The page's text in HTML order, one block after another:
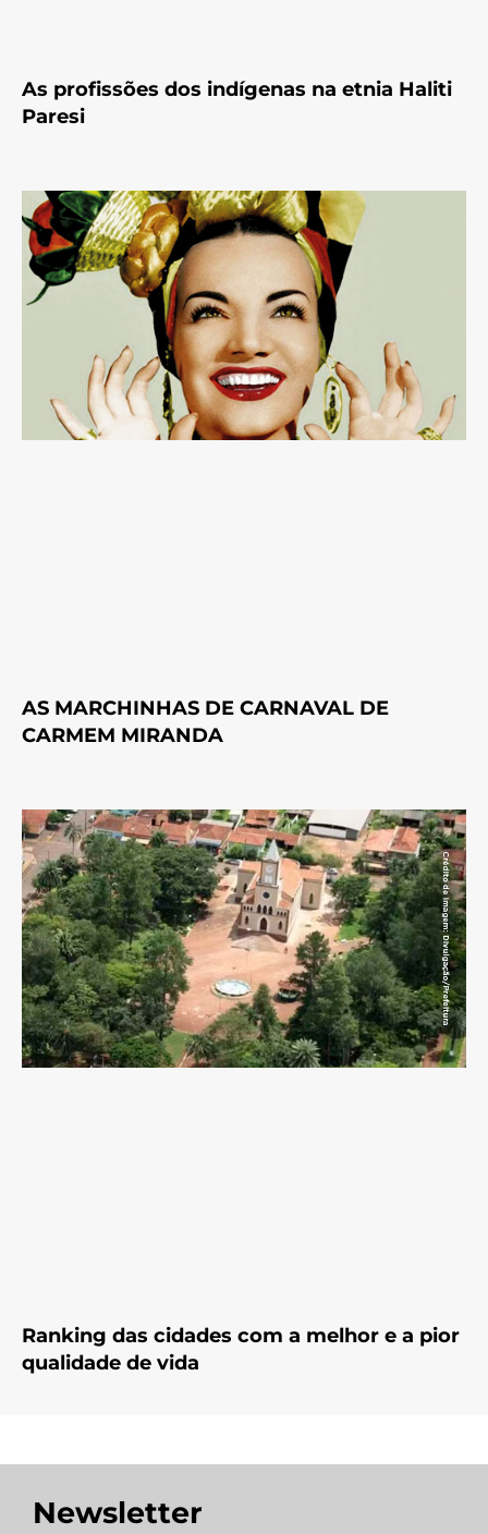
As profissões dos indígenas na etnia Haliti
Paresi
AS MARCHINHAS DE CARNAVAL DE
CARMEM MIRANDA
Ranking das cidades com a melhor e a pior
qualidade de vida
Newsletter